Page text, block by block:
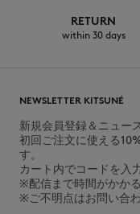
RETURN
within 30 days
NEWSLETTER KITSUNÉ
新規会員登録＆ニュー
初回ご注文に使える
す。
カート内でコードを入
※配信まで時間がかか
※ご不明点はお問い合わ